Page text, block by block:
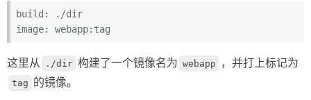
build:
image:
这里从 ./dir 构建了一个镜像名为 webapp ，并打上标记为
tag 的镜像。